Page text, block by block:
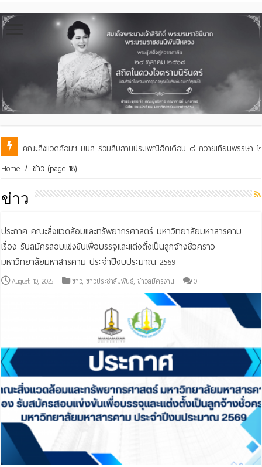
คณะสิ่งแวดล้อมฯ มมส ร่วมสืบสานประเพณีฮีตเดือน ๘ ถวายเทียนพรรษา ๒
คณะสิ่งแวดล้อมฯ มมส ร่วมต้อนรับและแลกเปลี่ยนเรียนรู้กับบัณฑิตวิทยาลัย ใน
Home / ข่าว (page 18)
ข่าว
ประกาศ คณะสิ่งแวดล้อมและทรัพยากรศาสตร์ มหาวิทยาลัยมหาสารคาม
เรื่อง รับสมัครสอบแข่งขันเพื่อบรรจุและแต่งตั้งเป็นลูกจ้างชั่วคราว
มหาวิทยาลัยมหาสารคาม ประจำปีงบประมาณ 2569
August 10, 2025 ข่าว,ข่าวประชาสัมพันธ์,ข่าวสมัครงาน 0